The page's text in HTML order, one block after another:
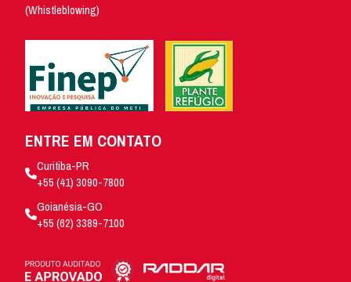
(Whistleblowing)
ENTRE EM CONTATO
Curitiba-PR
+55 (41) 3090-7800
Goianésia-GO
+55 (62) 3389-7100